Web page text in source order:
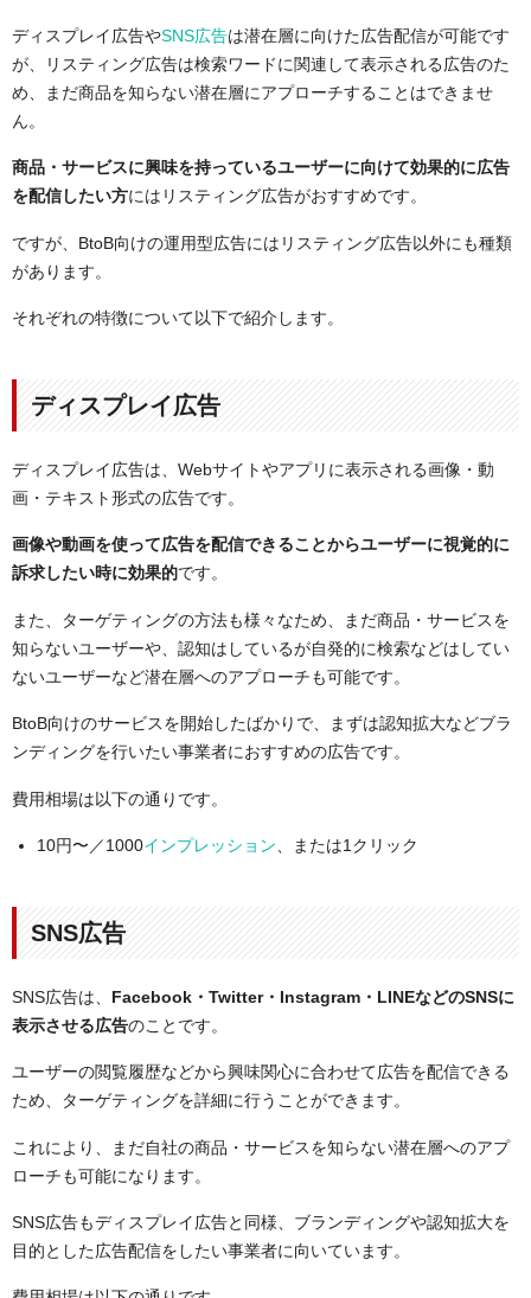
ディスプレイ広告やSNS広告は潜在層に向けた広告配信が可能です
が、リスティング広告は検索ワードに関連して表示される広告のた
め、まだ商品を知らない潜在層にアプローチすることはできませ
ん。
商品・サービスに興味を持っているユーザーに向けて効果的に広告
を配信したい方にはリスティング広告がおすすめです。
ですが、BtoB向けの運用型広告にはリスティング広告以外にも種類
があります。
それぞれの特徴について以下で紹介します。
ディスプレイ広告
ディスプレイ広告は、Webサイトやアプリに表示される画像・動
画・テキスト形式の広告です。
画像や動画を使って広告を配信できることからユーザーに視覚的に
訴求したい時に効果的です。
また、ターゲティングの方法も様々なため、まだ商品・サービスを
知らないユーザーや、認知はしているが自発的に検索などはしてい
ないユーザーなど潜在層へのアプローチも可能です。
BtoB向けのサービスを開始したばかりで、まずは認知拡大などブラ
ンディングを行いたい事業者におすすめの広告です。
費用相場は以下の通りです。
10円〜／1000インプレッション 、または1クリック
SNS広告
SNS広告は、 Facebook・Twitter・Instagram・LINEなどのSNSに
表示させる広告のことです。
ユーザーの閲覧履歴などから興味関心に合わせて広告を配信できる
ため、ターゲティングを詳細に行うことができます。
これにより、まだ自社の商品・サービスを知らない潜在層へのアプ
ローチも可能になります。
SNS広告もディスプレイ広告と同様、ブランディングや認知拡大を
目的とした広告配信をしたい事業者に向いています。